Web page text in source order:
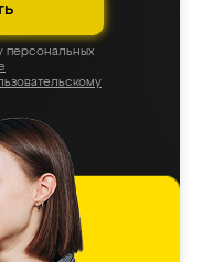
персональных